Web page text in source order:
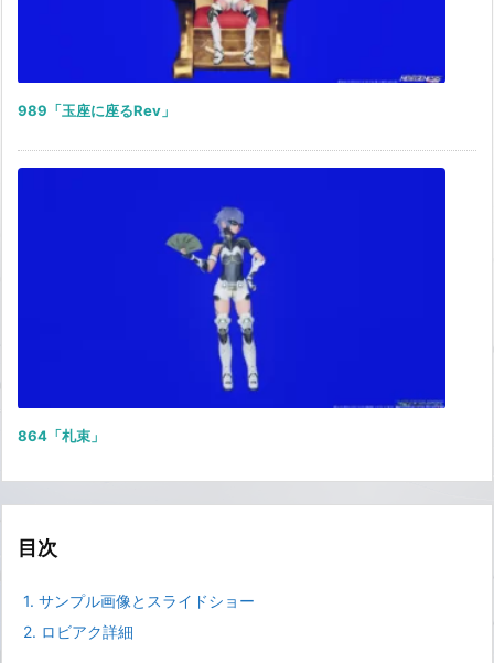
989「玉座に座るRev」
864「札束」
目次
1. サンプル画像とスライドショー
2. ロビアク詳細